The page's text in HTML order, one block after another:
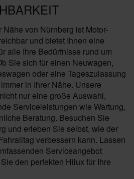
von Nürnberg ist Motor-
und bietet Ihnen eine
alle Ihre Bedürfnisse rund um
Sie sich für einen Neuwagen,
oder eine Tageszulassung
in Ihrer Nähe. Unsere
nur eine große Auswahl,
Serviceleistungen wie Wartung,
Beratung. Besuchen Sie
und erleben Sie selbst, wie der
verbessern kann. Lassen
Serviceangebot
den perfekten Hilux für Ihre